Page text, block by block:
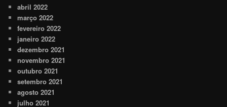
abril 2022
março 2022
fevereiro 2022
janeiro 2022
dezembro 2021
novembro 2021
outubro 2021
setembro 2021
agosto 2021
julho 2021